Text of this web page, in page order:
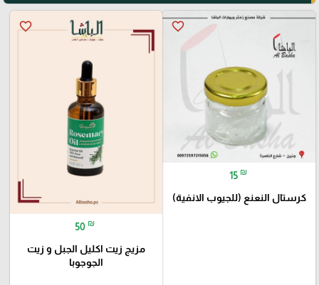
favorite_border
15 ₪
كرستال النعنع (للجيوب الانفية)
favorite_border
50 ₪
مزيج زيت اكليل الجبل و زيت
الجوجوبا